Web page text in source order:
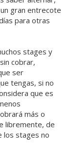
gran entrecote
para otras
stages y
cobrar,
ser
tengas, si no
que es
más o
libremente, de
los stages no